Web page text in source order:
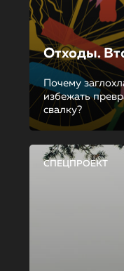
Отходы.
Почему
избежать
свалку?
СПЕЦПРОЕКТ